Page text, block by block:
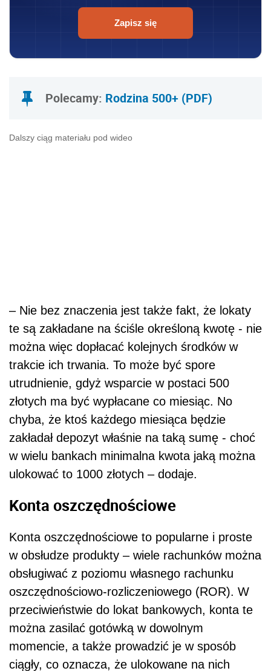
Zapisz się
Polecamy: Rodzina 500+ (PDF)
Dalszy ciąg materiału pod wideo
– Nie bez znaczenia jest także fakt, że lokaty
te są zakładane na ściśle określoną kwotę - nie
można więc dopłacać kolejnych środków w
trakcie ich trwania. To może być spore
utrudnienie, gdyż wsparcie w postaci 500
złotych ma być wypłacane co miesiąc. No
chyba, że ktoś każdego miesiąca będzie
zakładał depozyt właśnie na taką sumę - choć
w wielu bankach minimalna kwota jaką można
ulokować to 1000 złotych – dodaje.
Konta oszczędnościowe
Konta oszczędnościowe to popularne i proste
w obsłudze produkty – wiele rachunków można
obsługiwać z poziomu własnego rachunku
oszczędnościowo-rozliczeniowego (ROR). W
przeciwieństwie do lokat bankowych, konta te
można zasilać gotówką w dowolnym
momencie, a także prowadzić je w sposób
ciągły, co oznacza, że ulokowane na nich